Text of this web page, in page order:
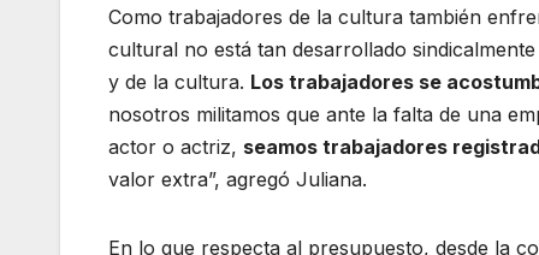
Como trabajadores de la cultura también
cultural no está tan desarrollado
y de la cultura. Los trabajadores se
nosotros militamos que ante la falta de una
actor o actriz, seamos trabajadores
valor extra”, agregó Juliana.
En lo que respecta al presupuesto, desde la